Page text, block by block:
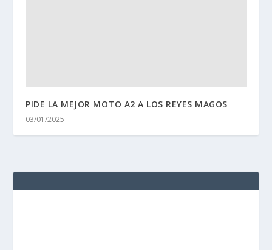
PIDE LA MEJOR MOTO A2 A LOS REYES MAGOS
03/01/2025